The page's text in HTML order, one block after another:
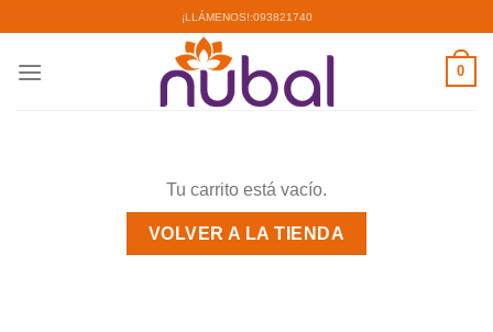
contenido
¡LLÁMENOS!:093821740
0
Tu carrito está vacío.
VOLVER A LA TIENDA